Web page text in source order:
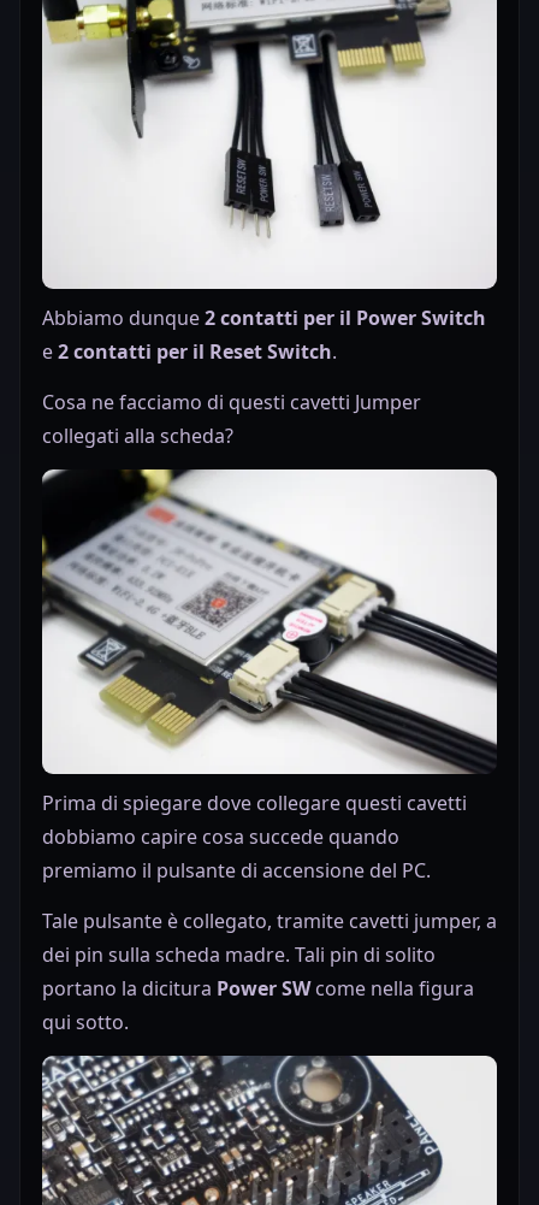
Abbiamo dunque2 contatti per il Power Switch
e2 contatti per il Reset Switch.
Cosa ne facciamo di questi cavetti Jumper
collegati alla scheda?
Prima di spiegare dove collegare questi cavetti
dobbiamo capire cosa succede quando
premiamo il pulsante di accensione del PC.
Tale pulsante è collegato, tramite cavetti jumper, a
dei pin sulla scheda madre. Tali pin di solito
portano la dicitura Power SWcome nella figura
qui sotto.